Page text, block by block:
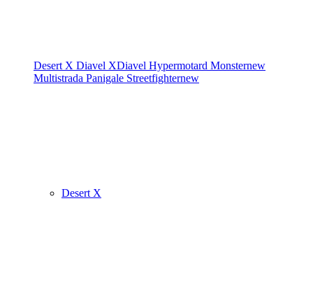
Desert X Diavel XDiavel Hypermotard Monsternew
Multistrada Panigale Streetfighternew
Desert X